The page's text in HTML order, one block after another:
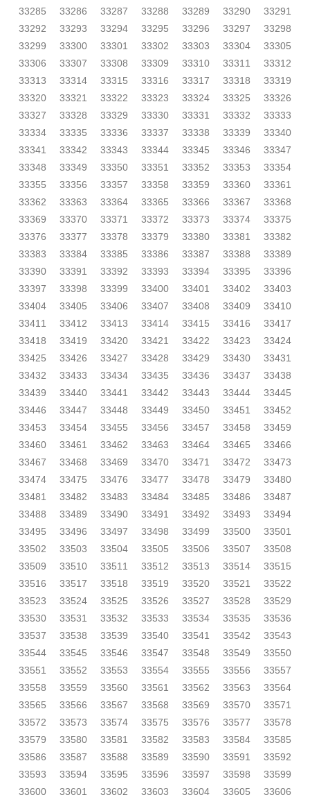
33285
33286 33287 33288 33289 33290
33291
33292
33293 33294 33295 33296 33297
33298
33299
33300 33301 33302 33303 33304
33305
33306
33307 33308 33309 33310 33311
33312
33313
33314 33315 33316 33317 33318
33319
33320
33321 33322 33323 33324 33325
33326
33327
33328 33329 33330 33331 33332
33333
33334
33335 33336 33337 33338 33339
33340
33341
33342 33343 33344 33345 33346
33347
33348
33349 33350 33351 33352 33353
33354
33355
33356 33357 33358 33359 33360
33361
33362
33363 33364 33365 33366 33367
33368
33369
33370 33371 33372 33373 33374
33375
33376
33377 33378 33379 33380 33381
33382
33383
33384 33385 33386 33387 33388
33389
33390
33391 33392 33393 33394 33395
33396
33397
33398 33399 33400 33401 33402
33403
33404
33405 33406 33407 33408 33409
33410
33411
33412 33413 33414 33415 33416
33417
33418
33419 33420 33421 33422 33423
33424
33425
33426 33427 33428 33429 33430
33431
33432
33433 33434 33435 33436 33437
33438
33439
33440 33441 33442 33443 33444
33445
33446
33447 33448 33449 33450 33451
33452
33453
33454 33455 33456 33457 33458
33459
33460
33461 33462 33463 33464 33465
33466
33467
33468 33469 33470 33471 33472
33473
33474
33475 33476 33477 33478 33479
33480
33481
33482 33483 33484 33485 33486
33487
33488
33489 33490 33491 33492 33493
33494
33495
33496 33497 33498 33499 33500
33501
33502
33503 33504 33505 33506 33507
33508
33509
33510 33511 33512 33513 33514
33515
33516
33517 33518 33519 33520 33521
33522
33523
33524 33525 33526 33527 33528
33529
33530
33531 33532 33533 33534 33535
33536
33537
33538 33539 33540 33541 33542
33543
33544
33545 33546 33547 33548 33549
33550
33551
33552 33553 33554 33555 33556
33557
33558
33559 33560 33561 33562 33563
33564
33565
33566 33567 33568 33569 33570
33571
33572
33573 33574 33575 33576 33577
33578
33579
33580 33581 33582 33583 33584
33585
33586
33587 33588 33589 33590 33591
33592
33593
33594 33595 33596 33597 33598
33599
33600
33601 33602 33603 33604 33605 33606